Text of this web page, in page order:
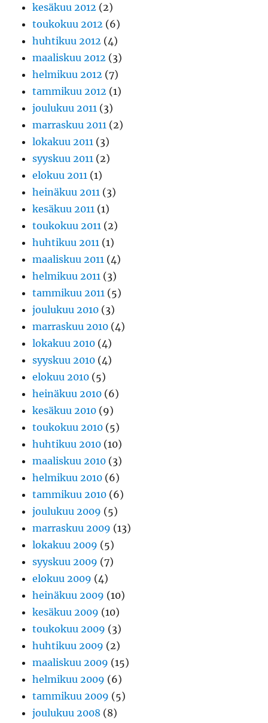
kesäkuu 2012 (2)
toukokuu 2012 (6)
huhtikuu 2012 (4)
maaliskuu 2012 (3)
helmikuu 2012 (7)
tammikuu 2012 (1)
joulukuu 2011 (3)
marraskuu 2011 (2)
lokakuu 2011 (3)
syyskuu 2011 (2)
elokuu 2011 (1)
heinäkuu 2011 (3)
kesäkuu 2011 (1)
toukokuu 2011 (2)
huhtikuu 2011 (1)
maaliskuu 2011 (4)
helmikuu 2011 (3)
tammikuu 2011 (5)
joulukuu 2010 (3)
marraskuu 2010 (4)
lokakuu 2010 (4)
syyskuu 2010 (4)
elokuu 2010 (5)
heinäkuu 2010 (6)
kesäkuu 2010 (9)
toukokuu 2010 (5)
huhtikuu 2010 (10)
maaliskuu 2010 (3)
helmikuu 2010 (6)
tammikuu 2010 (6)
joulukuu 2009 (5)
marraskuu 2009 (13)
lokakuu 2009 (5)
syyskuu 2009 (7)
elokuu 2009 (4)
heinäkuu 2009 (10)
kesäkuu 2009 (10)
toukokuu 2009 (3)
huhtikuu 2009 (2)
maaliskuu 2009 (15)
helmikuu 2009 (6)
tammikuu 2009 (5)
joulukuu 2008 (8)